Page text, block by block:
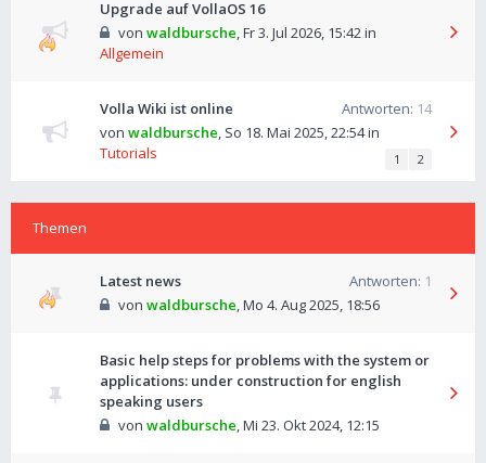
Upgrade auf VollaOS 16
von waldbursche,Fr 3. Jul 2026, 15:42in
Allgemein
Volla Wiki ist online Antworten: 14
von waldbursche, So 18. Mai 2025, 22:54in
Tutorials
1 2
Themen
Latest news Antworten: 1
von waldbursche,Mo 4. Aug 2025, 18:56
Basic help steps for problems with the system or
applications: under construction for english
speaking users
von waldbursche,Mi 23. Okt 2024, 12:15